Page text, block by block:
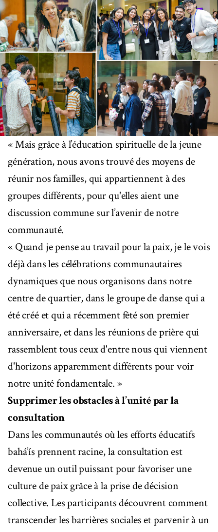
« Mais grâce à l’éducation spirituelle de la jeune
génération, nous avons trouvé des moyens de
réunir nos familles, qui appartiennent à des
groupes différents, pour qu'elles aient une
discussion commune sur l’avenir de notre
communauté.
« Quand je pense au travail pour la paix, je le vois
déjà dans les célébrations communautaires
dynamiques que nous organisons dans notre
centre de quartier, dans le groupe de danse qui a
été créé et qui a récemment fêté son premier
anniversaire, et dans les réunions de prière qui
rassemblent tous ceux d'entre nous qui viennent
d'horizons apparemment différents pour voir
notre unité fondamentale. »
Supprimer les obstacles à l’unité par la
consultation
Dans les communautés où les efforts éducatifs
bahá’ís prennent racine, la consultation est
devenue un outil puissant pour favoriser une
culture de paix grâce à la prise de décision
collective. Les participants découvrent comment
transcender les barrières sociales et parvenir à un